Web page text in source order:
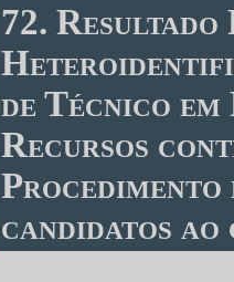
72.
de Técnico
Recursos
candidatos ao